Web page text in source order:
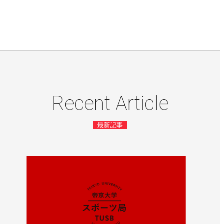
Recent Article
最新記事